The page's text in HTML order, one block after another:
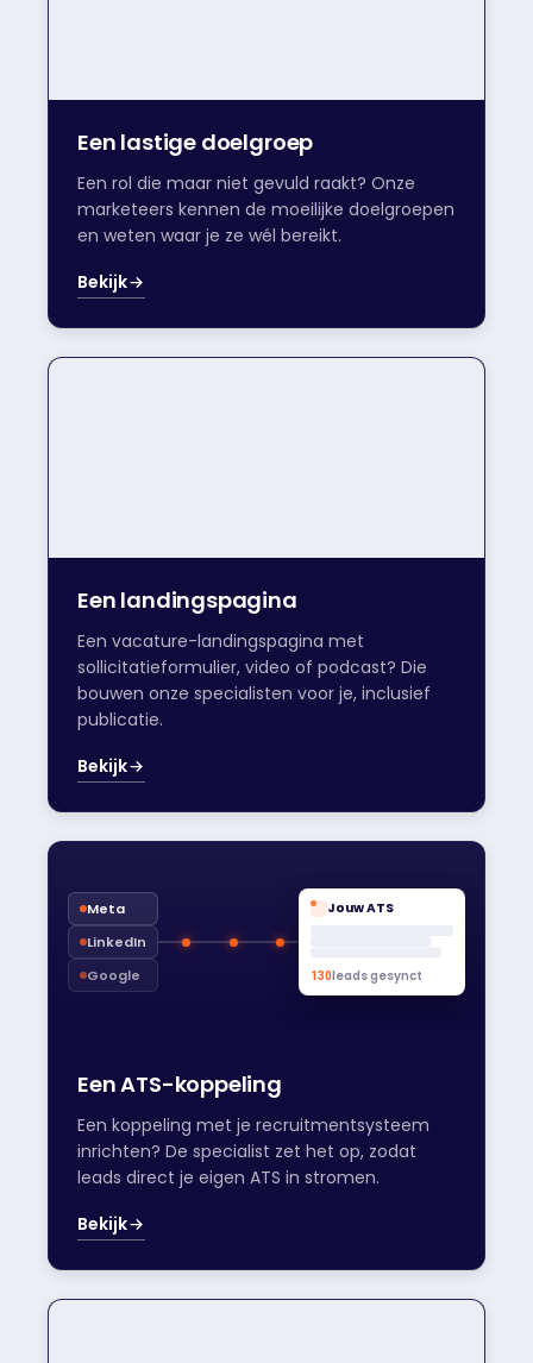
Een lastige doelgroep
Een rol die maar niet gevuld raakt? Onze
marketeers kennen de moeilijke doelgroepen
en weten waar je ze wél bereikt.
Bekijk
Een landingspagina
Een vacature-landingspagina met
sollicitatieformulier, video of podcast? Die
bouwen onze specialisten voor je, inclusief
publicatie.
Bekijk
Meta
LinkedIn
Google
Jouw ATS
131leads gesynct
Een ATS-koppeling
Een koppeling met je recruitmentsysteem
inrichten? De specialist zet het op, zodat
leads direct je eigen ATS in stromen.
Bekijk